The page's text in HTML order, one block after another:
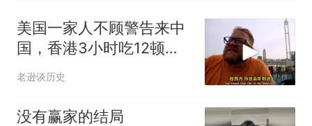
美国一家人不顾警告来中
国，香港3小时吃12顿，
直飞上海想定居
老逊谈历史
没有赢家的结局